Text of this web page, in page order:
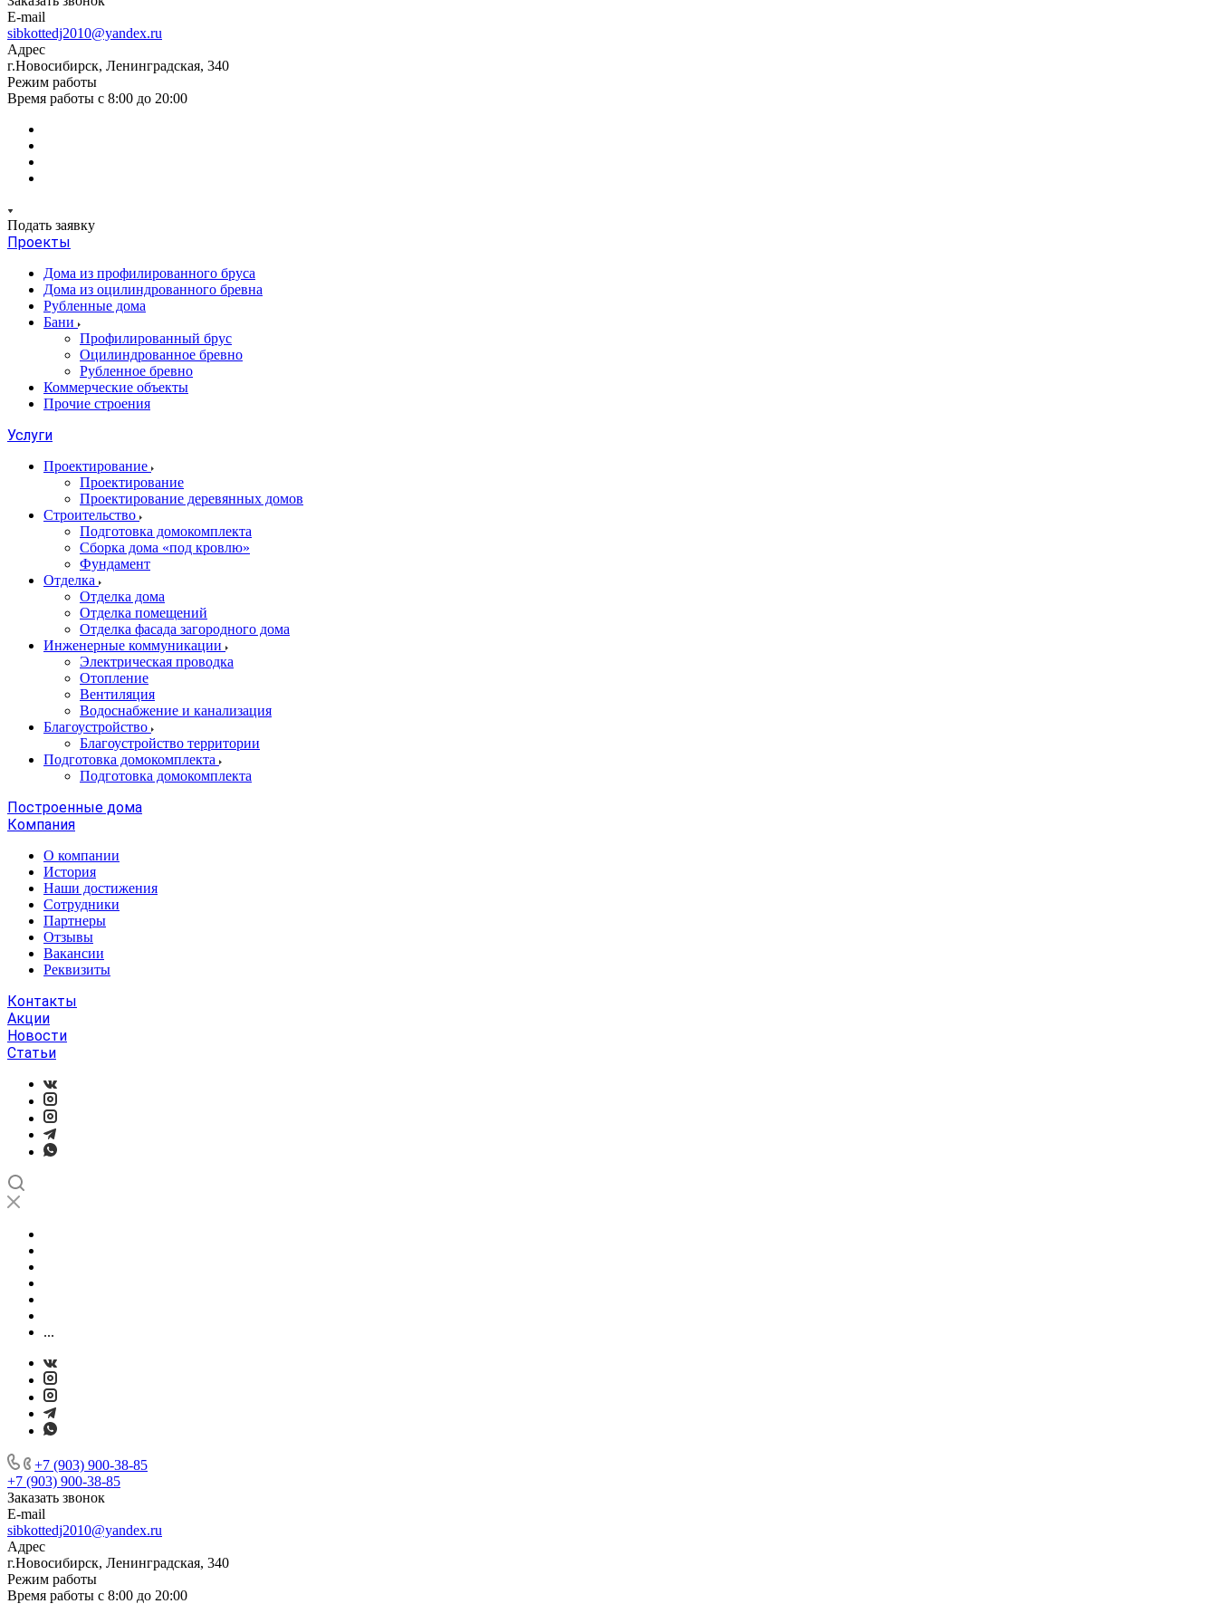
E-mail
sibkottedj2010@yandex.ru
Адрес
г.Новосибирск, Ленинградская, 340
Режим работы
Время работы с 8:00 до 20:00
Подать заявку
Проекты
Дома из профилированного бруса
Дома из оцилиндрованного бревна
Рубленные дома
Бани
Профилированный брус
Оцилиндрованное бревно
Рубленное бревно
Коммерческие объекты
Прочие строения
Услуги
Проектирование
Проектирование
Проектирование деревянных домов
Строительство
Подготовка домокомплекта
Сборка дома «под кровлю»
Фундамент
Отделка
Отделка дома
Отделка помещений
Отделка фасада загородного дома
Инженерные коммуникации
Электрическая проводка
Отопление
Вентиляция
Водоснабжение и канализация
Благоустройство
Благоустройство территории
Подготовка домокомплекта
Подготовка домокомплекта
Построенные дома
Компания
О компании
История
Наши достижения
Сотрудники
Партнеры
Отзывы
Вакансии
Реквизиты
Контакты
Акции
Новости
Статьи
...
+7 (903) 900-38-85
+7 (903) 900-38-85
Заказать звонок
E-mail
sibkottedj2010@yandex.ru
Адрес
г.Новосибирск, Ленинградская, 340
Режим работы
Время работы с 8:00 до 20:00